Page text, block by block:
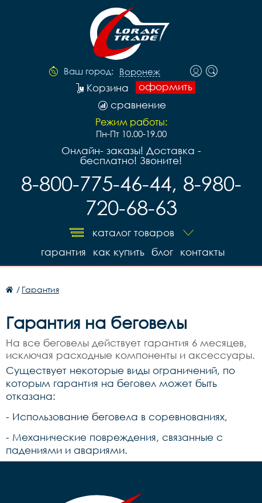
Ваш город: Воронеж
оформить
Корзина
сравнение
Режим работы:
Пн-Пт 10.00-19.00
Онлайн- заказы! Доставка -
бесплатно! Звоните!
8-800-775-46-44, 8-980-
720-68-63
каталог товаров
контакты
блог
как купить
гарантия
/ Гарантия
Гарантия на беговелы
На все беговелы действует гарантия 6 месяцев,
исключая расходные компоненты и аксессуары.
Существует некоторые виды ограничений, по
которым гарантия на беговел может быть
отказана:
- Использование беговела в соревнованиях,
- Механические повреждения, связанные с
падениями и авариями.